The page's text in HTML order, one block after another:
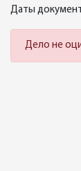
Даты
Дело не